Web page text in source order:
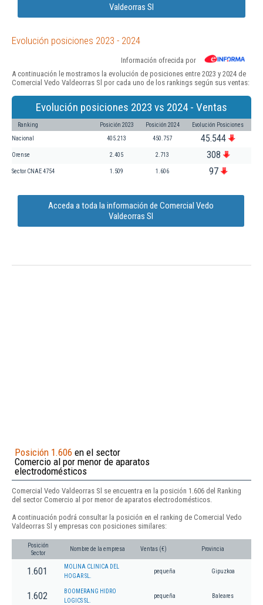
Valdeorras Sl
Evolución posiciones 2023 - 2024
Información ofrecida por
A continuación le mostramos la evolución de posiciones entre 2023 y 2024 de
Comercial Vedo Valdeorras Sl por cada uno de los rankings según sus ventas:
Evolución posiciones 2023 vs 2024 - Ventas
Ranking Posición 2023 Posición 2024 Evolución Posiciones
Nacional 405.213 450.757 45.544
Orense 2.405 2.713 308
Sector CNAE 4754 1.509 1.606 97
Acceda a toda la información de Comercial Vedo
Valdeorras Sl
Posición 1.606 en el sector
Comercio al por menor de aparatos
electrodomésticos
Comercial Vedo Valdeorras Sl se encuentra en la posición 1.606 del Ranking
del sector Comercio al por menor de aparatos electrodomésticos.
A continuación podrá consultar la posición en el ranking de Comercial Vedo
Valdeorras Sl y empresas con posiciones similares:
Posición
Sector
Nombre de la empresa Ventas (€) Provincia
1.601
MOLINA CLINICA DEL
HOGAR SL.
pequeña Gipuzkoa
1.602
BOOMERANG HIDRO
LOGICS SL.
pequeña Baleares